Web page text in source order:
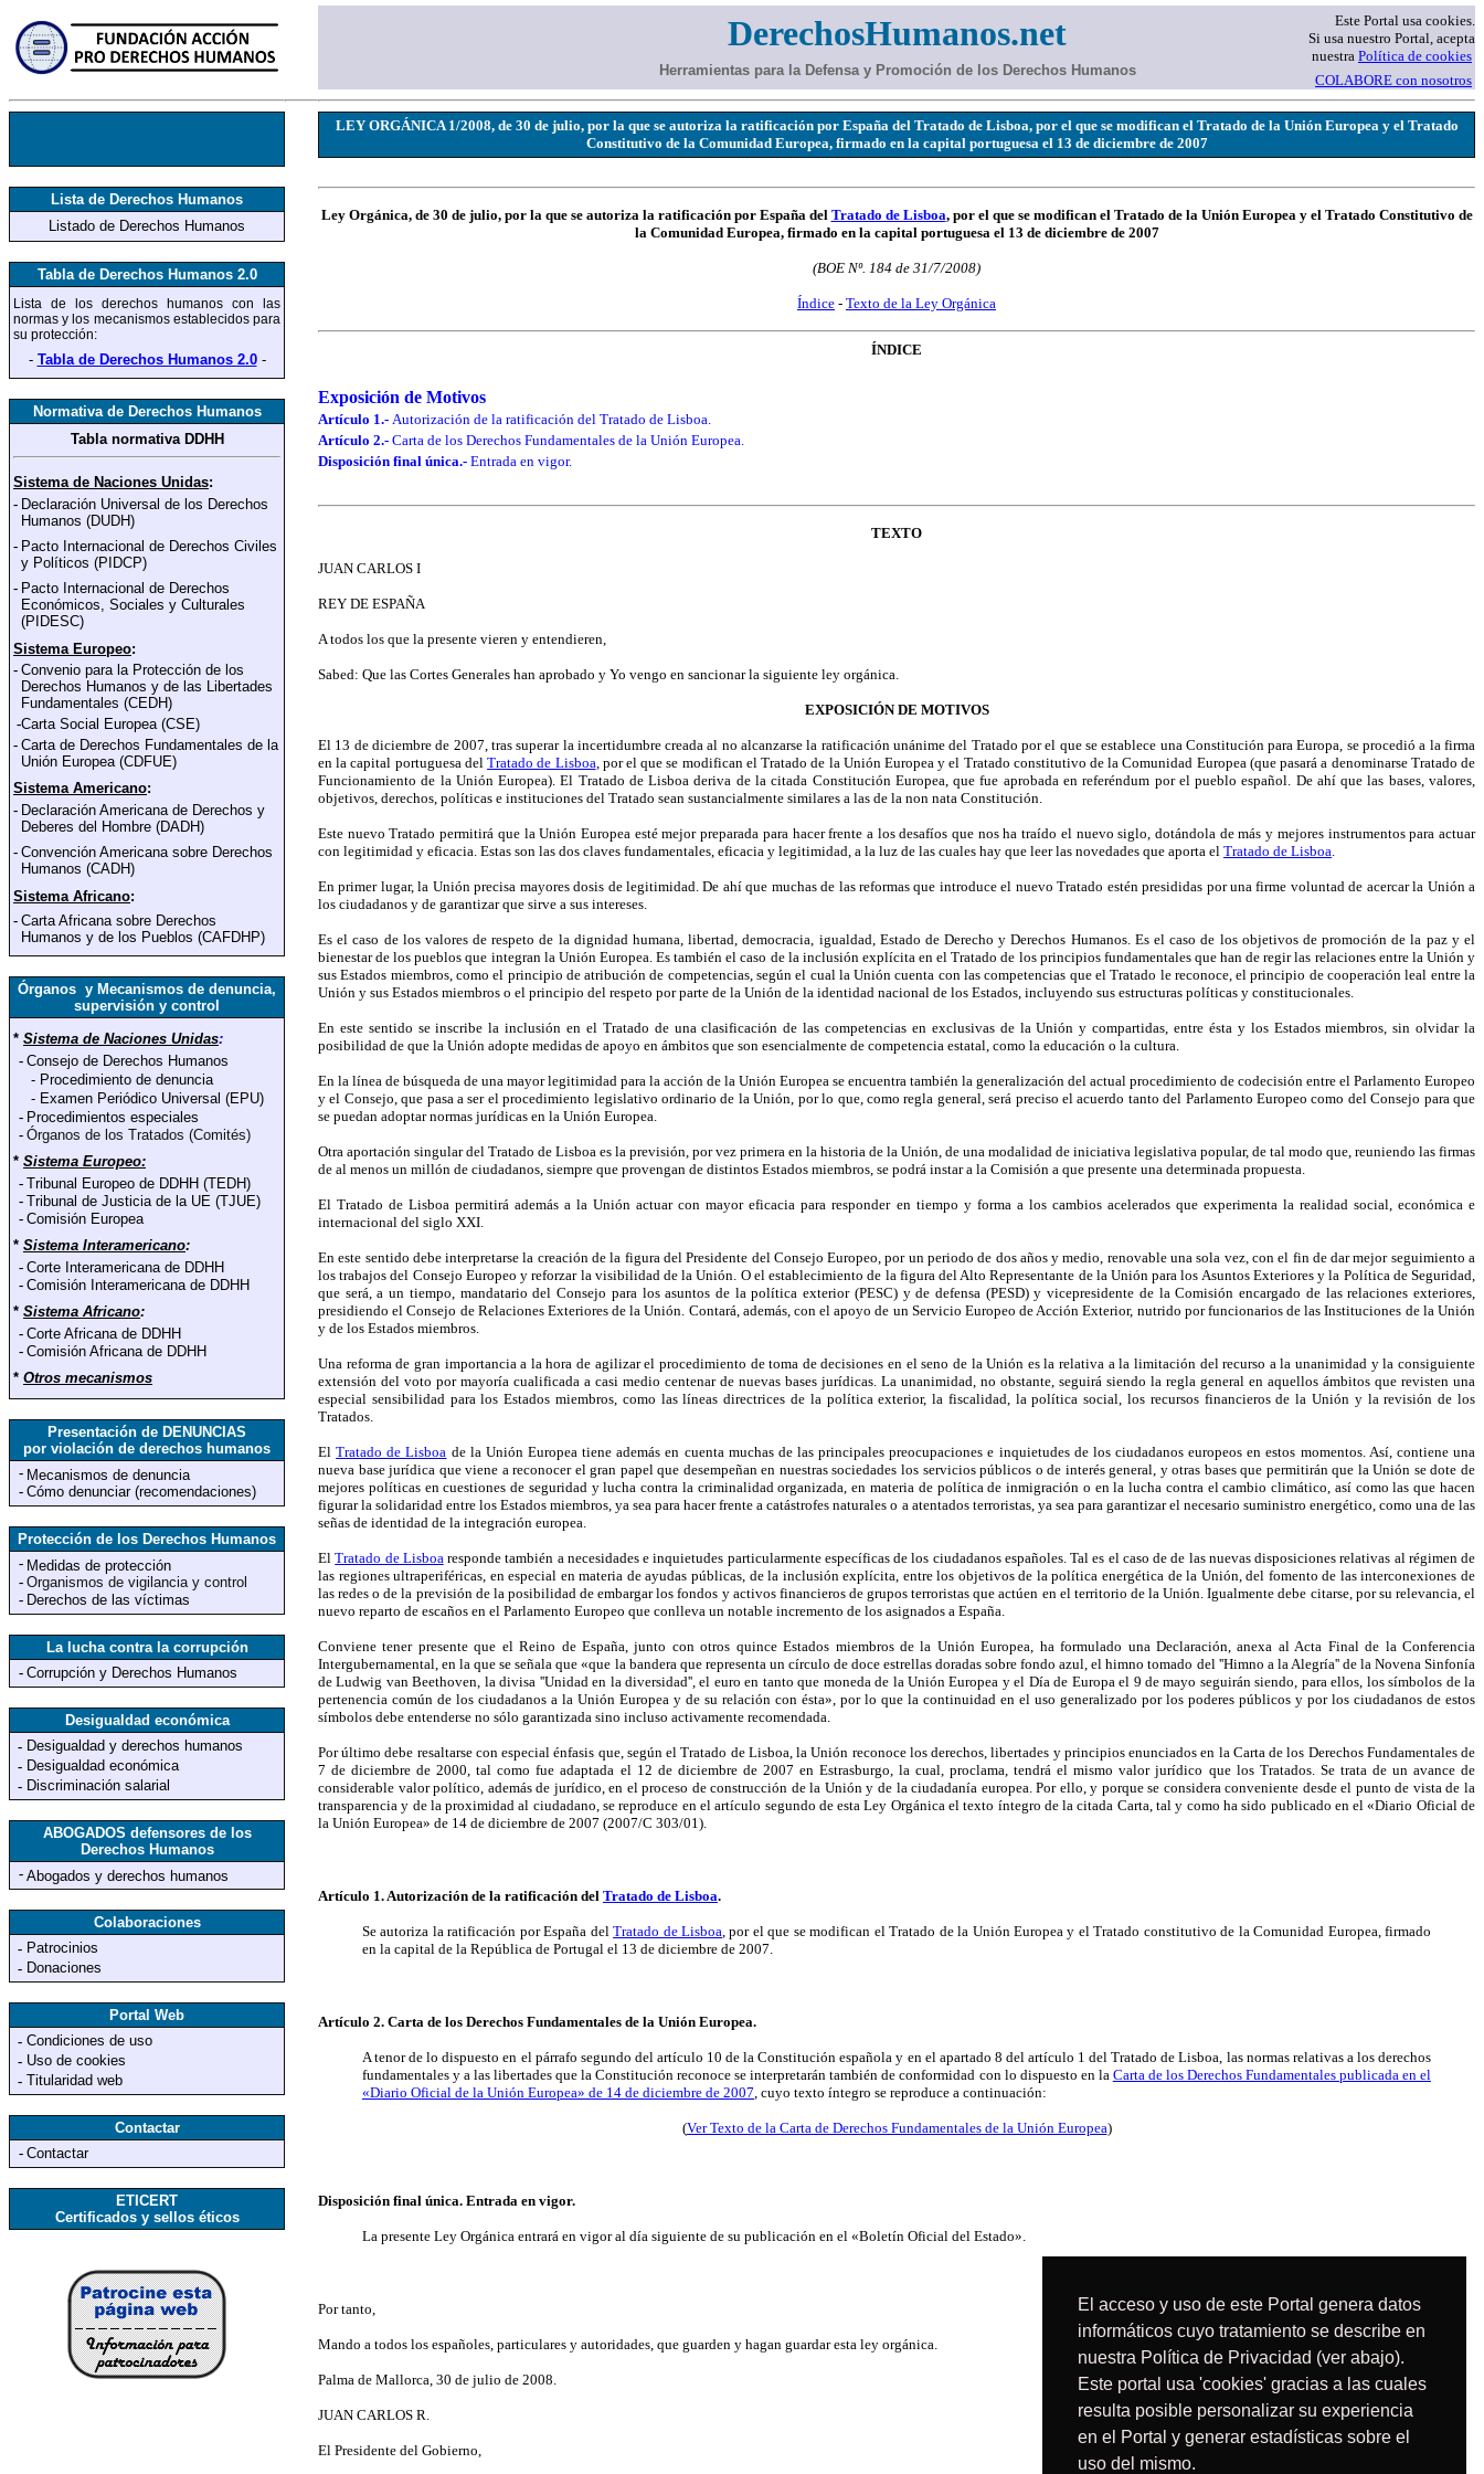
El acceso y uso de este Portal genera datos
informáticos cuyo tratamiento se describe en
nuestra Política de Privacidad (ver abajo).
Este portal usa 'cookies' gracias a las cuales
resulta posible personalizar su experiencia
en el Portal y generar estadísticas sobre el
uso del mismo.
DerechosHumanos.net
Herramientas para la Defensa y Promoción de los Derechos Humanos
Este Portal usa cookies.
Si usa nuestro Portal, acepta
nuestra Política de cookies
COLABORE con nosotros
Lista de Derechos Humanos
Listado de Derechos Humanos
Tabla de Derechos Humanos 2.0
Lista de los derechos humanos con las
normas y los mecanismos establecidos para
su protección:
- Tabla de Derechos Humanos 2.0-
Normativa de Derechos Humanos
Tabla normativa DDHH
Sistema de Naciones Unidas:
- Declaración Universal de los Derechos
Humanos (DUDH)
- Pacto Internacional de Derechos Civiles
y Políticos (PIDCP)
- Pacto Internacional de Derechos
Económicos, Sociales y Culturales
(PIDESC)
Sistema Europeo:
- Convenio para la Protección de los
Derechos Humanos y de las Libertades
Fundamentales (CEDH)
-Carta Social Europea (CSE)
- Carta de Derechos Fundamentales de la
Unión Europea(CDFUE)
Sistema Americano:
- Declaración Americana de Derechos y
Deberes del Hombre (DADH)
- Convención Americana sobre Derechos
Humanos (CADH)
Sistema Africano:
- Carta Africana sobre Derechos
Humanos y de los Pueblos (CAFDHP)
Órganos y Mecanismos de denuncia,
supervisión y control
* Sistema de Naciones Unidas:
- Consejo de Derechos Humanos
- Procedimiento de denuncia
- Examen Periódico Universal (EPU)
- Procedimientos especiales
- Órganos de los Tratados (Comités)
* Sistema Europeo:
- Tribunal Europeo de DDHH (TEDH)
- Tribunal de Justicia de la UE (TJUE)
- Comisión Europea
* Sistema Interamericano:
- Corte Interamericana de DDHH
- Comisión Interamericana de DDHH
* Sistema Africano:
- Corte Africana de DDHH
- Comisión Africana de DDHH
* Otros mecanismos
Presentación de DENUNCIAS
por violación de derechos humanos
- Mecanismos de denuncia
- Cómo denunciar (recomendaciones)
Protección de los Derechos Humanos
- Medidas de protección
- Organismos de vigilancia y control
- Derechos de las víctimas
La lucha contra la corrupción
- Corrupción y Derechos Humanos
Desigualdad económica
- Desigualdad y derechos humanos
- Desigualdad económica
- Discriminación salarial
ABOGADOS defensores de los
Derechos Humanos
- Abogados y derechos humanos
Colaboraciones
- Patrocinios
- Donaciones
Portal Web
- Condiciones de uso
- Uso de cookies
- Titularidad web
Contactar
- Contactar
ETICERT
Certificados y sellos éticos
LEY ORGÁNICA 1/2008, de 30 de julio, por la que se autoriza la ratificación por España del Tratado de Lisboa, por el que se modifican el Tratado de la Unión Europea y el Tratado
Constitutivo de la Comunidad Europea, firmado en la capital portuguesa el 13 de diciembre de 2007
Ley Orgánica, de 30 de julio, por la que se autoriza la ratificación por España del Tratado de Lisboa, por el que se modifican el Tratado de la Unión Europea y el Tratado Constitutivo de
la Comunidad Europea, firmado en la capital portuguesa el 13 de diciembre de 2007
(BOE Nº. 184 de 31/7/2008)
Índice - Texto de la Ley Orgánica
ÍNDICE
Exposición de Motivos
Artículo 1.- Autorización de la ratificación del Tratado de Lisboa.
Artículo 2.- Carta de los Derechos Fundamentales de la Unión Europea.
Disposición final única.- Entrada en vigor.
TEXTO
JUAN CARLOS I
REY DE ESPAÑA
A todos los que la presente vieren y entendieren,
Sabed: Que las Cortes Generales han aprobado y Yo vengo en sancionar la siguiente ley orgánica.
EXPOSICIÓN DE MOTIVOS
El 13 de diciembre de 2007, tras superar la incertidumbre creada al no alcanzarse la ratificación unánime del Tratado por el que se establece una Constitución para Europa, se procedió a la firma
en la capital portuguesa delTratado de Lisboa, por el que se modifican el Tratado de la Unión Europea y el Tratado constitutivo de la Comunidad Europea (que pasará a denominarse Tratado de
Funcionamiento de la Unión Europea). El Tratado de Lisboa deriva de la citada Constitución Europea, que fue aprobada en referéndum por el pueblo español. De ahí que las bases, valores,
objetivos, derechos, políticas e instituciones del Tratado sean sustancialmente similares a las de la non nata Constitución.
Este nuevo Tratado permitirá que la Unión Europea esté mejor preparada para hacer frente a los desafíos que nos ha traído el nuevo siglo, dotándola de más y mejores instrumentos para actuar
con legitimidad y eficacia. Estas son las dos claves fundamentales, eficacia y legitimidad, a la luz de las cuales hay que leer las novedades que aporta el Tratado de Lisboa.
En primer lugar, la Unión precisa mayores dosis de legitimidad. De ahí que muchas de las reformas que introduce el nuevo Tratado estén presididas por una firme voluntad de acercar la Unión a
los ciudadanos y de garantizar que sirve a sus intereses.
Es el caso de los valores de respeto de la dignidad humana, libertad, democracia, igualdad, Estado de Derecho y Derechos Humanos. Es el caso de los objetivos de promoción de la paz y el
bienestar de los pueblos que integran la Unión Europea. Es también el caso de la inclusión explícita en el Tratado de los principios fundamentales que han de regir las relaciones entre la Unión y
sus Estados miembros, como el principio de atribución de competencias, según el cual la Unión cuenta con las competencias que el Tratado le reconoce, el principio de cooperación leal entre la
Unión y sus Estados miembros o el principio del respeto por parte de la Unión de la identidad nacional de los Estados, incluyendo sus estructuras políticas y constitucionales.
En este sentido se inscribe la inclusión en el Tratado de una clasificación de las competencias en exclusivas de la Unión y compartidas, entre ésta y los Estados miembros, sin olvidar la
posibilidad de que la Unión adopte medidas de apoyo en ámbitos que son esencialmente de competencia estatal, como la educación o la cultura.
En la línea de búsqueda de una mayor legitimidad para la acción de la Unión Europea se encuentra también la generalización del actual procedimiento de codecisión entre el Parlamento Europeo
y el Consejo, que pasa a ser el procedimiento legislativo ordinario de la Unión, por lo que, como regla general, será preciso el acuerdo tanto del Parlamento Europeo como del Consejo para que
se puedan adoptar normas jurídicas en la Unión Europea.
Otra aportación singular del Tratado de Lisboa es la previsión, por vez primera en la historia de la Unión, de una modalidad de iniciativa legislativa popular, de tal modo que, reuniendo las firmas
de al menos un millón de ciudadanos, siempre que provengan de distintos Estados miembros, se podrá instar a la Comisión a que presente una determinada propuesta.
El Tratado de Lisboa permitirá además a la Unión actuar con mayor eficacia para responder en tiempo y forma a los cambios acelerados que experimenta la realidad social, económica e
internacional del siglo XXI.
En este sentido debe interpretarse la creación de la figura del Presidente del Consejo Europeo, por un periodo de dos años y medio, renovable una sola vez, con el fin de dar mejor seguimiento a
los trabajos del Consejo Europeo y reforzar la visibilidad de la Unión. O el establecimiento de la figura del Alto Representante de la Unión para los Asuntos Exteriores y la Política de Seguridad,
que será, a un tiempo, mandatario del Consejo para los asuntos de la política exterior (PESC) y de defensa (PESD) y vicepresidente de la Comisión encargado de las relaciones exteriores,
presidiendo el Consejo de Relaciones Exteriores de la Unión. Contará, además, con el apoyo de un Servicio Europeo de Acción Exterior, nutrido por funcionarios de las Instituciones de la Unión
y de los Estados miembros.
Una reforma de gran importancia a la hora de agilizar el procedimiento de toma de decisiones en el seno de la Unión es la relativa a la limitación del recurso a la unanimidad y la consiguiente
extensión del voto por mayoría cualificada a casi medio centenar de nuevas bases jurídicas. La unanimidad, no obstante, seguirá siendo la regla general en aquellos ámbitos que revisten una
especial sensibilidad para los Estados miembros, como las líneas directrices de la política exterior, la fiscalidad, la política social, los recursos financieros de la Unión y la revisión de los
Tratados.
ElTratado de Lisboa de la Unión Europea tiene además en cuenta muchas de las principales preocupaciones e inquietudes de los ciudadanos europeos en estos momentos. Así, contiene una
nueva base jurídica que viene a reconocer el gran papel que desempeñan en nuestras sociedades los servicios públicos o de interés general, y otras bases que permitirán que la Unión se dote de
mejores políticas en cuestiones de seguridad y lucha contra la criminalidad organizada, en materia de política de inmigración o en la lucha contra el cambio climático, así como las que hacen
figurar la solidaridad entre los Estados miembros, ya sea para hacer frente a catástrofes naturales o a atentados terroristas, ya sea para garantizar el necesario suministro energético, como una de las
señas de identidad de la integración europea.
ElTratado de Lisboa responde también a necesidades e inquietudes particularmente específicas de los ciudadanos españoles. Tal es el caso de de las nuevas disposiciones relativas al régimen de
las regiones ultraperiféricas, en especial en materia de ayudas públicas, de la inclusión explícita, entre los objetivos de la política energética de la Unión, del fomento de las interconexiones de
las redes o de la previsión de la posibilidad de embargar los fondos y activos financieros de grupos terroristas que actúen en el territorio de la Unión. Igualmente debe citarse, por su relevancia, el
nuevo reparto de escaños en el Parlamento Europeo que conlleva un notable incremento de los asignados a España.
Conviene tener presente que el Reino de España, junto con otros quince Estados miembros de la Unión Europea, ha formulado una Declaración, anexa al Acta Final de la Conferencia
Intergubernamental, en la que se señala que «que la bandera que representa un círculo de doce estrellas doradas sobre fondo azul, el himno tomado del ''Himno a la Alegría'' de la Novena Sinfonía
de Ludwig van Beethoven, la divisa ''Unidad en la diversidad'', el euro en tanto que moneda de la Unión Europea y el Día de Europa el 9 de mayo seguirán siendo, para ellos, los símbolos de la
pertenencia común de los ciudadanos a la Unión Europea y de su relación con ésta», por lo que la continuidad en el uso generalizado por los poderes públicos y por los ciudadanos de estos
símbolos debe entenderse no sólo garantizada sino incluso activamente recomendada.
Por último debe resaltarse con especial énfasis que, según el Tratado de Lisboa, la Unión reconoce los derechos, libertades y principios enunciados en la Carta de los Derechos Fundamentales de
7 de diciembre de 2000, tal como fue adaptada el 12 de diciembre de 2007 en Estrasburgo, la cual, proclama, tendrá el mismo valor jurídico que los Tratados. Se trata de un avance de
considerable valor político, además de jurídico, en el proceso de construcción de la Unión y de la ciudadanía europea. Por ello, y porque se considera conveniente desde el punto de vista de la
transparencia y de la proximidad al ciudadano, se reproduce en el artículo segundo de esta Ley Orgánica el texto íntegro de la citada Carta, tal y como ha sido publicado en el «Diario Oficial de
la Unión Europea» de 14 de diciembre de 2007 (2007/C 303/01).
Artículo 1. Autorización de la ratificación del Tratado de Lisboa.
Se autoriza la ratificación por España delTratado de Lisboa, por el que se modifican el Tratado de la Unión Europea y el Tratado constitutivo de la Comunidad Europea, firmado
en la capital de la República de Portugal el 13 de diciembre de 2007.
Artículo 2. Carta de los Derechos Fundamentales de la Unión Europea.
A tenor de lo dispuesto en el párrafo segundo del artículo 10 de la Constitución española y en el apartado 8 del artículo 1 del Tratado de Lisboa, las normas relativas a los derechos
fundamentales y a las libertades que la Constitución reconoce se interpretarán también de conformidad con lo dispuesto en la Carta de los Derechos Fundamentales publicada en el
«Diario Oficial de la Unión Europea» de 14 de diciembre de 2007, cuyo texto íntegro se reproduce a continuación:
(Ver Texto de la Carta de Derechos Fundamentales de la Unión Europea)
Disposición final única. Entrada en vigor.
La presente Ley Orgánica entrará en vigor al día siguiente de su publicación en el «Boletín Oficial del Estado».
Por tanto,
Mando a todos los españoles, particulares y autoridades, que guarden y hagan guardar esta ley orgánica.
Palma de Mallorca, 30 de julio de 2008.
JUAN CARLOS R.
El Presidente del Gobierno,